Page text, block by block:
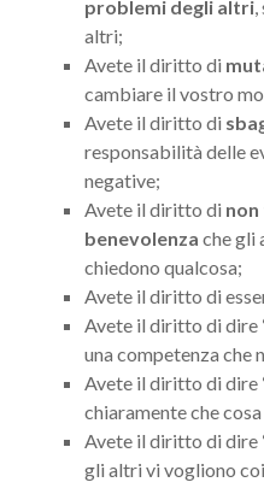
problemi degli altri,
altri;
Avete il diritto di
cambiare il vostro
Avete il diritto di
responsabilità delle
negative;
Avete il diritto di
benevolenza che gli
chiedono qualcosa;
Avete il diritto di
Avete il diritto di dire
una competenza che
Avete il diritto di dire
chiaramente che
Avete il diritto di dire
gli altri vi vogliono